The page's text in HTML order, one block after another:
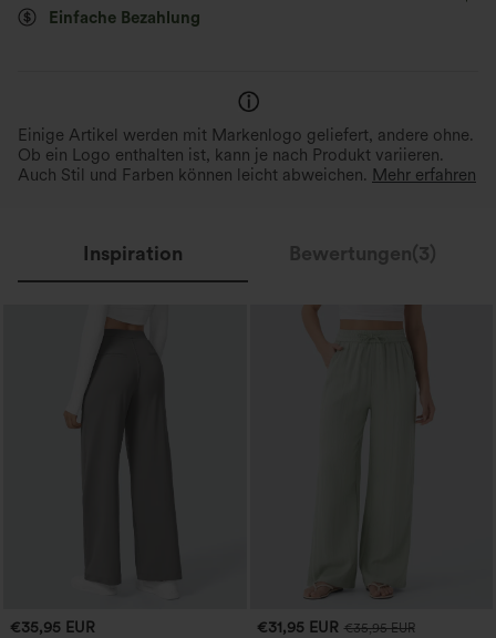
Einfache Bezahlung
Einige Artikel werden mit Markenlogo geliefert, andere ohne.
Ob ein Logo enthalten ist, kann je nach Produkt variieren.
Auch Stil und Farben können leicht abweichen. Mehr erfahren
Inspiration Bewertungen(3)
€35,95 EUR €31,95 EUR €35,95 EUR